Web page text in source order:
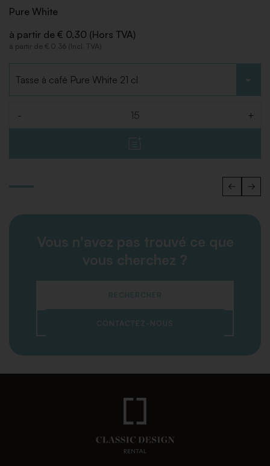
Pure White
à partir de € 0,30 (Hors TVA)
à partir de € 0,36 (Incl. TVA)
- +
Vous n'avez pas trouvé ce que
vous cherchez ?
RECHERCHER
CONTACTEZ-NOUS